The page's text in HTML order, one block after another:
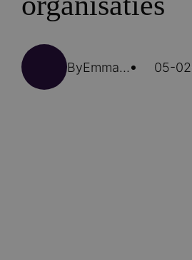
By Emma Kranenbarg 05-